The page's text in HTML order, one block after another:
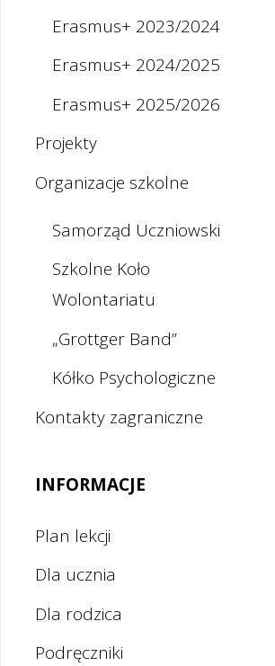
Erasmus+ 2023/2024
Erasmus+ 2024/2025
Erasmus+ 2025/2026
Projekty
Organizacje szkolne
Samorząd Uczniowski
Szkolne Koło
Wolontariatu
„Grottger Band”
Kółko Psychologiczne
Kontakty zagraniczne
INFORMACJE
Plan lekcji
Dla ucznia
Dla rodzica
Podręczniki